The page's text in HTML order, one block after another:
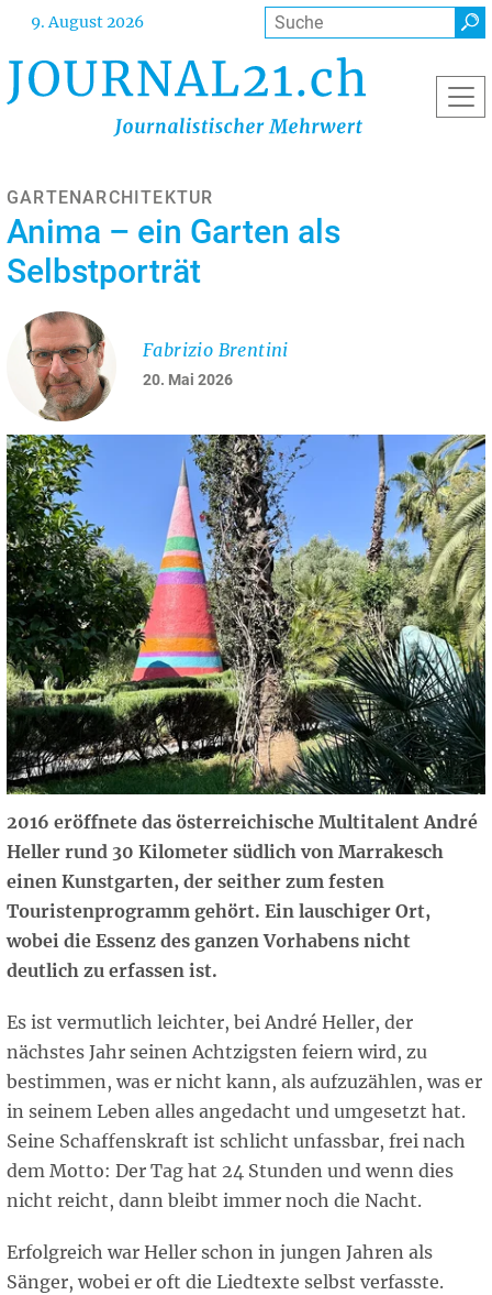
Direkt
Inhalt
9. August 2026 Suche
GARTENARCHITEKTUR
Anima – ein Garten als
Selbstporträt
20. Mai 2026
Fabrizio Brentini
2016 eröffnete das österreichische Multitalent André
Heller rund 30 Kilometer südlich von Marrakesch
einen Kunstgarten, der seither zum festen
Touristenprogramm gehört. Ein lauschiger Ort,
wobei die Essenz des ganzen Vorhabens nicht
deutlich zu erfassen ist.
Es ist vermutlich leichter, bei André Heller, der
nächstes Jahr seinen Achtzigsten feiern wird, zu
bestimmen, was er nicht kann, als aufzuzählen, was er
in seinem Leben alles angedacht und umgesetzt hat.
Seine Schaffenskraft ist schlicht unfassbar, frei nach
dem Motto: Der Tag hat 24 Stunden und wenn dies
nicht reicht, dann bleibt immer noch die Nacht.
Erfolgreich war Heller schon in jungen Jahren als
Sänger, wobei er oft die Liedtexte selbst verfasste.